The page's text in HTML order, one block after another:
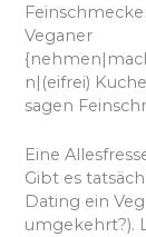
Veganer
n|(eifrei)
sagen
Eine
Gibt es
Dating ein
umgekehrt?).